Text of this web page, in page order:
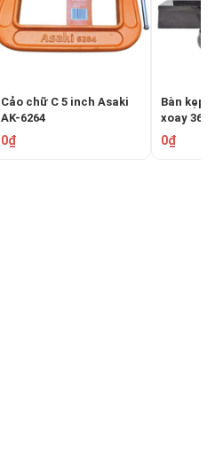
Cảo chữ C 5 inch Asaki
AK-6264
0₫
Bàn kẹp
xoay 360
0669
0₫